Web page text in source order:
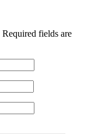
Required fields are